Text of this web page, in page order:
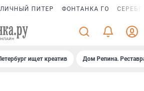
ПИТЕР ФОНТАНКА ГО
ищет креатив Дом Репина.